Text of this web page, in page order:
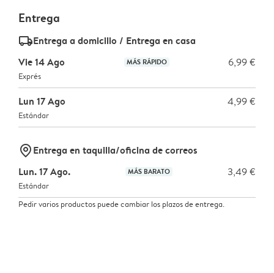
Entrega
delivery_standard_v2Entrega a domicilio / Entrega en casa
Vie 14 Ago
MÁS RÁPIDO 6,99 €
Exprés
Lun 17 Ago 4,99 €
Estándar
marker-pinEntrega en taquilla/oficina de correos
Lun. 17 Ago.
MÁS BARATO 3,49 €
Estándar
Pedir varios productos puede cambiar los plazos de entrega.